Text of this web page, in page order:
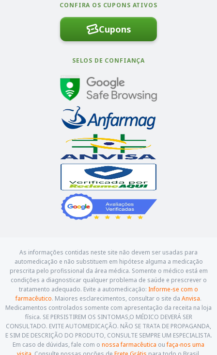
As informações contidas neste site não devem ser usadas para
automedicação e não substituem em hipótese alguma a medicação
prescrita pelo profissional da área médica. Somente o médico está em
condições a diagnosticar qualquer problema de saúde e prescrever o
tratamento adequado. Evite a automedicação: Informe-se com o
farmacêutico. Maiores esclarecimentos, consultar o site da Anvisa.
Medicamentos controlados somente com apresentação da receita na loja
física. SE PERSISTIREM OS SINTOMAS,O MÉDICO DEVERÁ SER
CONSULTADO. EVITE AUTOMEDICAÇÃO. NÃO SE TRATA DE PROPAGANDA,
E SIM DE DESCRIÇÃO DO PRODUTO, CONSULTE SEMPRE UM ESPECIALISTA.
Em caso de dúvidas, fale com o nossa farmacêutica oufaça-nos uma
CONFIRA OS CUPONS ATIVOS
Cupons
SELOS DE CONFIANÇA